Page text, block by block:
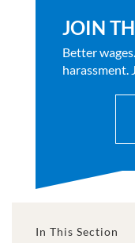
JOIN
Better
harassment.
In This Section